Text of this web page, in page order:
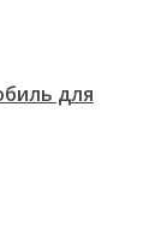
для